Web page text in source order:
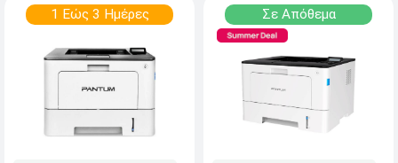
1 Εώς 3 Ημέρες Σε Απόθεμα